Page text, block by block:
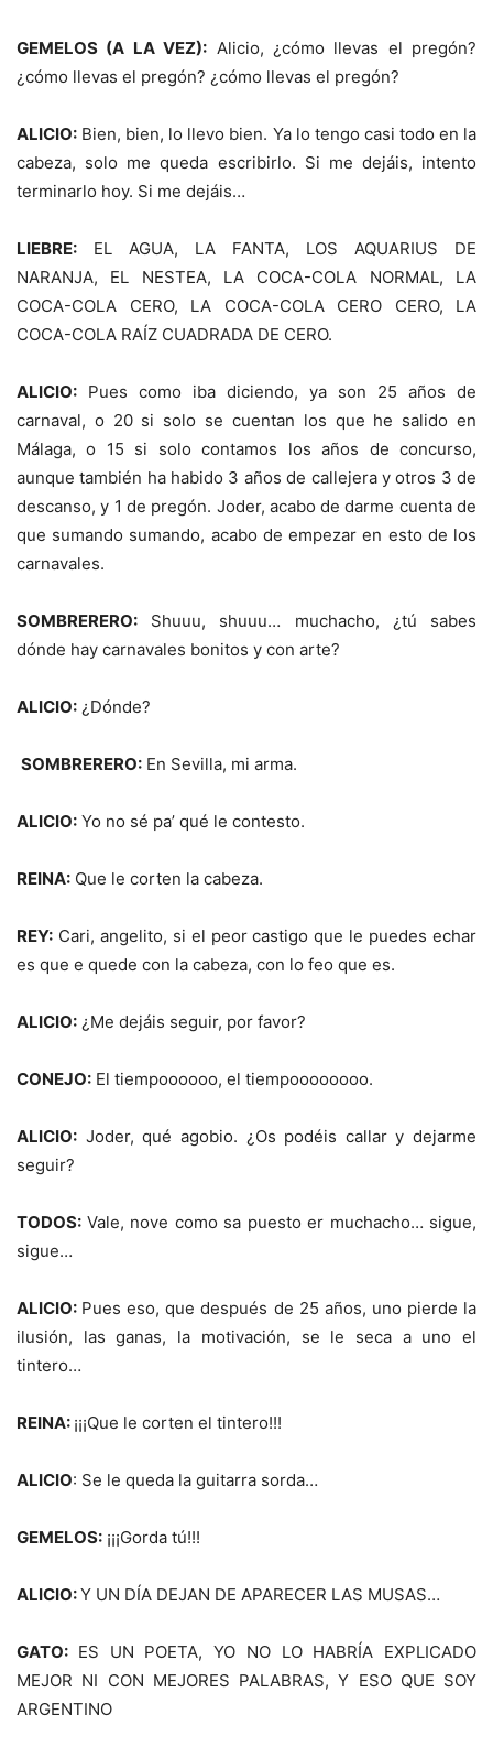
GEMELOS (A LA VEZ): Alicio, ¿cómo llevas el pregón?
¿cómo llevas el pregón? ¿cómo llevas el pregón?
ALICIO: Bien, bien, lo llevo bien. Ya lo tengo casi todo en la
cabeza, solo me queda escribirlo. Si me dejáis, intento
terminarlo hoy. Si me dejáis…
LIEBRE: EL AGUA, LA FANTA, LOS AQUARIUS DE
NARANJA, EL NESTEA, LA COCA-COLA NORMAL, LA
COCA-COLA CERO, LA COCA-COLA CERO CERO, LA
COCA-COLA RAÍZ CUADRADA DE CERO.
ALICIO: Pues como iba diciendo, ya son 25 años de
carnaval, o 20 si solo se cuentan los que he salido en
Málaga, o 15 si solo contamos los años de concurso,
aunque también ha habido 3 años de callejera y otros 3 de
descanso, y 1 de pregón. Joder, acabo de darme cuenta de
que sumando sumando, acabo de empezar en esto de los
carnavales.
SOMBRERERO: Shuuu, shuuu… muchacho, ¿tú sabes
dónde hay carnavales bonitos y con arte?
ALICIO: ¿Dónde?
SOMBRERERO: En Sevilla, mi arma.
ALICIO: Yo no sé pa’ qué le contesto.
REINA: Que le corten la cabeza.
REY: Cari, angelito, si el peor castigo que le puedes echar
es que e quede con la cabeza, con lo feo que es.
ALICIO: ¿Me dejáis seguir, por favor?
CONEJO: El tiempoooooo, el tiempoooooooo.
ALICIO: Joder, qué agobio. ¿Os podéis callar y dejarme
seguir?
TODOS: Vale, nove como sa puesto er muchacho… sigue,
sigue…
ALICIO: Pues eso, que después de 25 años, uno pierde la
ilusión, las ganas, la motivación, se le seca a uno el
tintero…
REINA: ¡¡¡Que le corten el tintero!!!
ALICIO: Se le queda la guitarra sorda…
GEMELOS: ¡¡¡Gorda tú!!!
ALICIO:Y UN DÍA DEJAN DE APARECER LAS MUSAS…
GATO: ES UN POETA, YO NO LO HABRÍA EXPLICADO
MEJOR NI CON MEJORES PALABRAS, Y ESO QUE SOY
ARGENTINO